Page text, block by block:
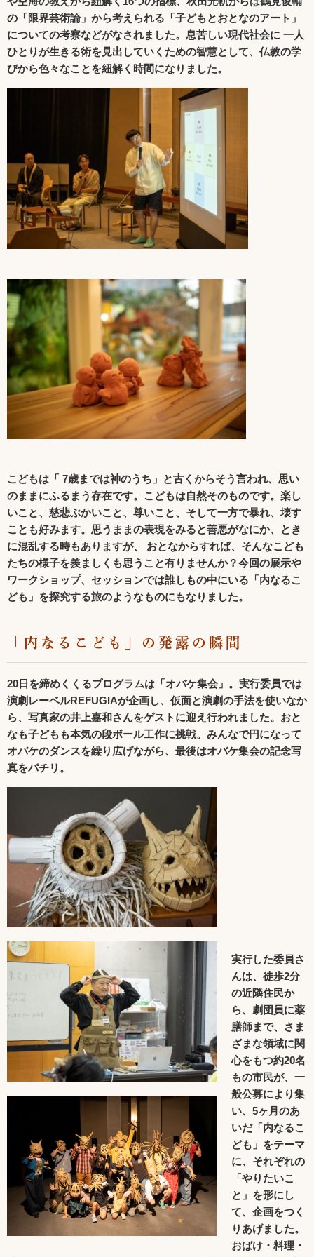
の「限界芸術論」から考えられる「子どもとおとなのアート」
についての考察などがなされました。息苦しい現代社会に 一人
ひとりが生きる術を見出していくための智慧として、仏教の学
びから色々なことを紐解く時間になりました。
こどもは「 7歳までは神のうち」と古くからそう言われ、思い
のままにふるまう存在です。こどもは自然そのものです。楽し
いこと、慈悲ぶかいこと、尊いこと、そして一方で暴れ、壊す
ことも好みます。思うままの表現をみると善悪がなにか、とき
に混乱する時もありますが、 おとなからすれば、そんなこども
たちの様子を羨ましくも思うこと有りませんか？今回の展示や
ワークショップ、セッションでは誰しもの中にいる「内なるこ
ども 」を探究する旅のようなものにもなりました。
「内なるこども」の発露の瞬間
20日を締めくくるプログラムは「オバケ集会」。実行委員では
演劇レーベルREFUGIAが企画し、仮面と演劇の手法を使いなか
ら、写真家の井上嘉和さんをゲストに迎え行われました。おと
なも子どもも本気の段ボール工作に挑戦。みんなで円になって
オバケのダンスを繰り広げながら、最後はオバケ集会の記念写
真をパチリ。
実行した委員さ
んは、徒歩2分
の近隣住民か
ら、劇団員に薬
膳師まで、さま
ざまな領域に関
心をもつ約20名
もの市民が、一
般公募により集
い、5ヶ月のあ
いだ「内なるこ
ども」をテーマ
に、それぞれの
「やりたいこ
と」を形にし
て、企画をつく
りあげました。
おばけ・料理・